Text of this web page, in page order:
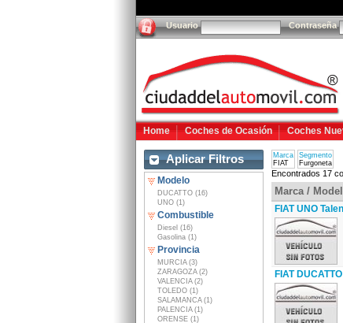
Usuario Contraseña
Home Coches de Ocasión Coches
Aplicar Filtros
Modelo
DUCATTO (16)
UNO (1)
Combustible
Diesel (16)
Gasolina (1)
Provincia
MURCIA (3)
ZARAGOZA (2)
VALENCIA (2)
TOLEDO (1)
SALAMANCA (1)
PALENCIA (1)
ORENSE (1)
Marca
FIAT
Segmento
Furgoneta
Encontrados 17
Marca /
FIAT UNO
FIAT